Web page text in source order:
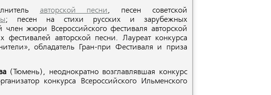
авторской песни, песен советской
; песен на стихи русских и зарубежных
жюри Всероссийского фестиваля авторской
авторской песни. Лауреат конкурса
обладатель Гран-при Фестиваля и приза
(Тюмень), неоднократно возглавлявшая конкурс
конкурса Всероссийского Ильменского